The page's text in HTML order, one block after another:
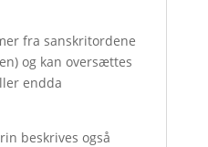
fra sanskritordene
og kan oversættes
endda
beskrives også